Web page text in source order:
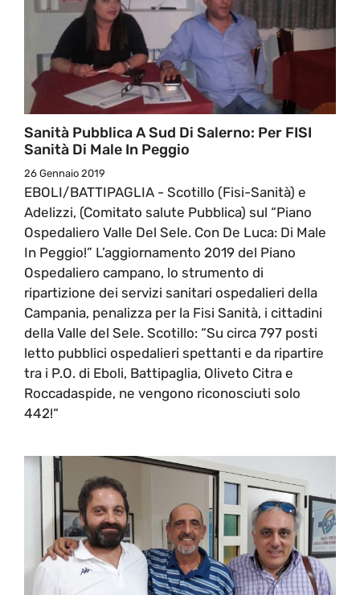
Sanità Pubblica A Sud Di Salerno: Per FISI
Sanità Di Male In Peggio
26 Gennaio 2019
EBOLI/BATTIPAGLIA - Scotillo (Fisi-Sanità) e
Adelizzi, (Comitato salute Pubblica) sul “Piano
Ospedaliero Valle Del Sele. Con De Luca: Di Male
In Peggio!” L’aggiornamento 2019 del Piano
Ospedaliero campano, lo strumento di
ripartizione dei servizi sanitari ospedalieri della
Campania, penalizza per la Fisi Sanità, i cittadini
della Valle del Sele. Scotillo: “Su circa 797 posti
letto pubblici ospedalieri spettanti e da ripartire
tra i P.O. di Eboli, Battipaglia, Oliveto Citra e
Roccadaspide, ne vengono riconosciuti solo
442!“